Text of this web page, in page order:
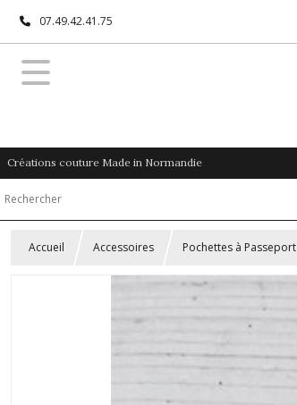
07.49.42.41.75
Créations couture Made in Normandie
Accueil Accessoires Pochettes à Passeport